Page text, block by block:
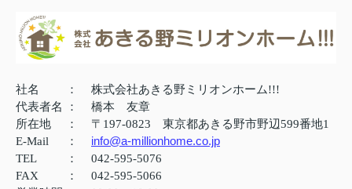
社名 ：
株式会社あきる野ミリオンホーム!!!
代表者名
：
橋本 友章
所在地
：
〒197-0823 東京都あきる野市野辺599番地1
E-Mail
： info@a-millionhome.co.jp
TEL ：
042-595-5076
FAX
：
042-595-5066